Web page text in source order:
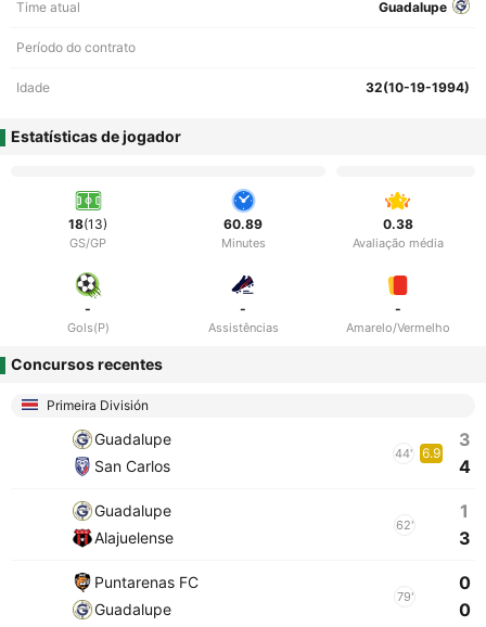
Time atual Guadalupe
Período do contrato
Idade 32(10-19-1994)
Estatísticas de jogador
18(13)
GS/GP
60.89
Minutes
0.38
Avaliação média
-
Gols(P)
-
Assistências
-
Amarelo/Vermelho
Concursos recentes
Primeira División
Guadalupe
San Carlos
44' 6.9
3
4
Guadalupe
Alajuelense
62'
1
3
Puntarenas FC
Guadalupe
79'
0
0